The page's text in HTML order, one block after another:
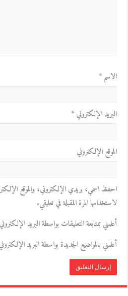
الاسم*
البريد الإلكتروني*
الموقع الإلكتروني
احفظ اسمي، بريدي الإلكتروني، والموقع
لاستخدامها المرة المقبلة في تعليقي.
أعلمني بمتابعة التعليقات بواسطة البريد
أعلمني بالمواضيع الجديدة بواسطة البريد